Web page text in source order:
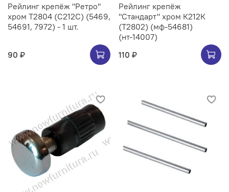
Рейлинг крепёж "Ретро"
хром Т2804 (С212C) (5469,
54691, 7972) - 1 шт.
90 ₽
Рейлинг крепёж
"Стандарт" хром К212К
(Т2802) (мф-54681)
(нт-14007)
110 ₽